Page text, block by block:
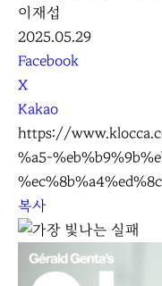
이재섭
2025.05.29
S
N
S
S
h
a
r
e
Facebook
X
Kakao
https://
%a5-
복사